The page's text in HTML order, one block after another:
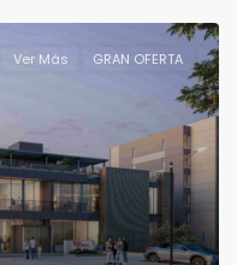
Ver Más GRAN OFERTA